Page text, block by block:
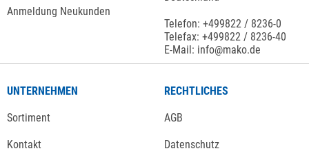
Anmeldung Neukunden
Telefon: +499822 / 8236-0
Telefax: +499822 / 8236-40
E-Mail: info@mako.de
UNTERNEHMEN
Sortiment
Kontakt
RECHTLICHES
AGB
Datenschutz